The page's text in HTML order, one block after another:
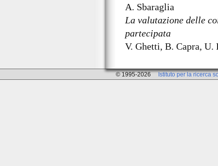
A. Sbaraglia
La valutazione delle
partecipata
V. Ghetti, B. Capra,
© 1995-2026 Istituto per la ricerca